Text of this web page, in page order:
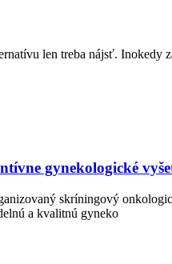
len treba nájsť.
gynekologické
skríningový
a kvalitnú gyneko